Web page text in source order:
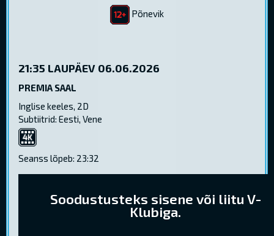
Põnevik
21:35 LAUPÄEV 06.06.2026
PREMIA SAAL
Inglise keeles, 2D
Subtiitrid: Eesti, Vene
4K
Seanss lõpeb: 23:32
Soodustusteks sisene või liitu V-
Klubiga.